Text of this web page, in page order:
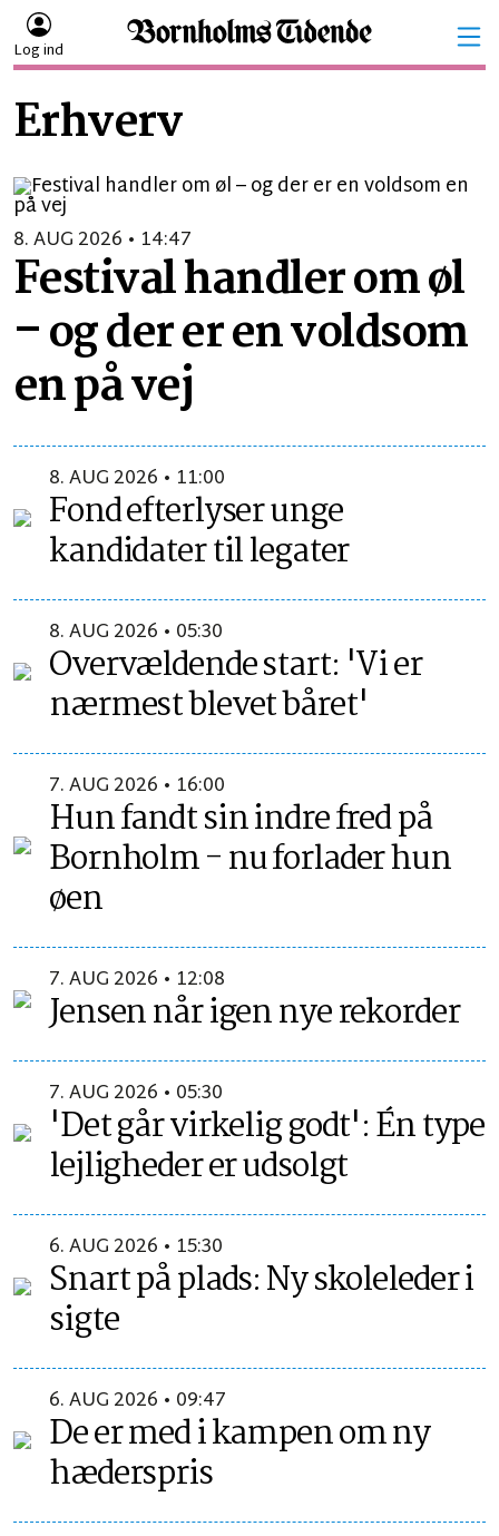
Log ind
Erhverv
8. AUG 2026 • 14:47
Festival handler om øl
– og der er en voldsom
en på vej
8. AUG 2026 • 11:00
Fond efterlyser unge
kandidater til legater
8. AUG 2026 • 05:30
Overvældende start: 'Vi er
nærmest blevet båret'
7. AUG 2026 • 16:00
Hun fandt sin indre fred på
Bornholm - nu forlader hun
øen
7. AUG 2026 • 12:08
Jensen når igen nye rekorder
7. AUG 2026 • 05:30
'Det går virkelig godt': Én type
lejligheder er udsolgt
6. AUG 2026 • 15:30
Snart på plads: Ny skoleleder i
sigte
6. AUG 2026 • 09:47
De er med i kampen om ny
hæderspris